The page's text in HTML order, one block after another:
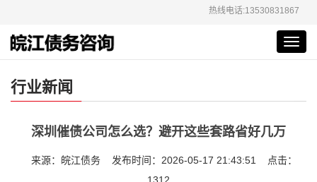
热线电话:13530831867
行业新闻
深圳催债公司怎么选？避开这些套路省好几万
来源：皖江债务 发布时间：2026-05-17 21:43:51 点击：